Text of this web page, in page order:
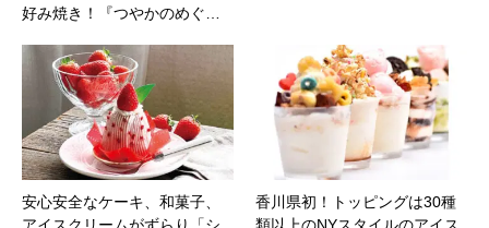
好み焼き！『つやかのめぐ…
安心安全なケーキ、和菓子、
香川県初！トッピングは30種